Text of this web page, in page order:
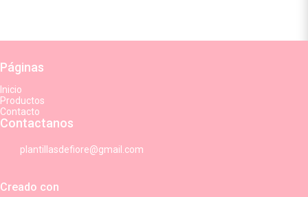
Páginas
Inicio
Productos
Contacto
Contactanos
plantillasdefiore@gmail.com
Creado con